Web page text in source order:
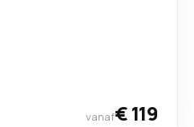
vanaf€ 119